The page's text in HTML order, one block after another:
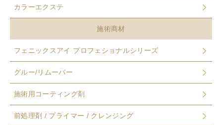
カラーエクステ
施術商材
フェニックスアイ プロフェショナルシリーズ
グルー/リムーバー
施術用コーティング剤
前処理剤 / プライマー / クレンジング